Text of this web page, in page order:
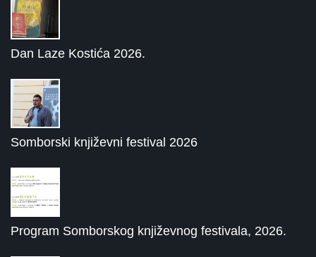
Dan Laze Kostića 2026.
Somborski književni festival 2026
Program Somborskog književnog festivala, 2026.